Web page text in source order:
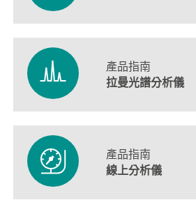
產品指南
拉曼光譜分析儀
產品指南
線上分析儀